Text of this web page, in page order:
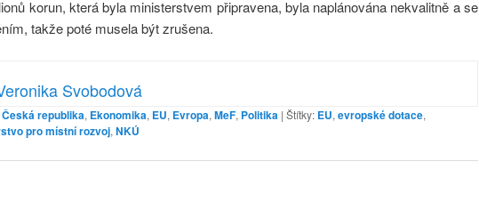
korun, která byla ministerstvem připravena, byla naplánována nekvalitně a se
takže poté musela být zrušena.
Svobodová
Česká republika, Ekonomika, EU, Evropa, MeF, Politika | Štítky: EU, evropské dotace,
pro místní rozvoj, NKÚ